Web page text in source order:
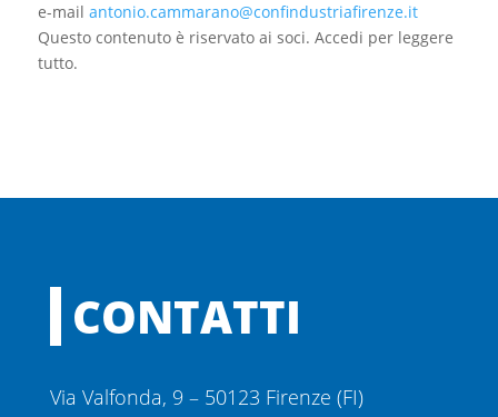
e-mail antonio.cammarano@confindustriafirenze.it
Questo contenuto è riservato ai soci. Accedi per leggere
tutto.
CONTATTI
Via Valfonda, 9 – 50123 Firenze (FI)